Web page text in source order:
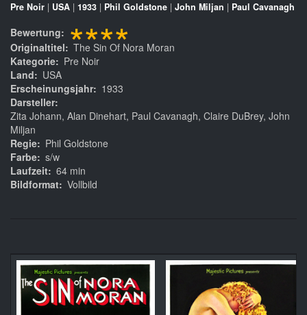
Pre Noir | USA | 1933 | Phil Goldstone | John Miljan | Paul Cavanagh
Bewertung ****
Originaltitel
The Sin Of Nora Moran
Kategorie
Pre Noir
Land
USA
Erscheinungsjahr
1933
Darsteller
Zita Johann, Alan Dinehart, Paul Cavanagh, Claire DuBrey, John
Miljan
Regie
Phil Goldstone
Farbe s/w
Laufzeit 64 min
Bildformat Vollbild